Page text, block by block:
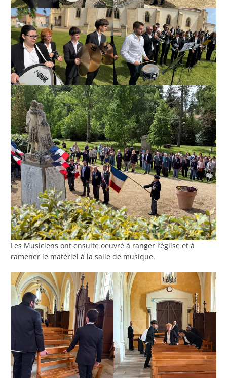
Les Musiciens ont ensuite oeuvré à ranger l’église et à
ramener le matériel à la salle de musique.